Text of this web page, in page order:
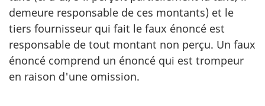
demeure responsable de ces montants) et le
tiers fournisseur qui fait le faux énoncé est
responsable de tout montant non perçu. Un faux
énoncé comprend un énoncé qui est trompeur
en raison d'une omission.